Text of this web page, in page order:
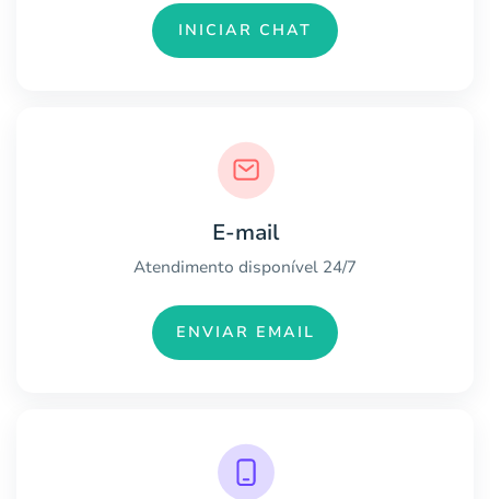
INICIAR CHAT
E-mail
Atendimento disponível 24/7
ENVIAR EMAIL